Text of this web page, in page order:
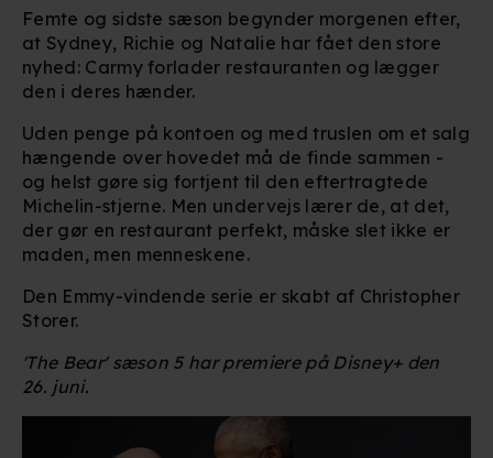
Femte og sidste sæson begynder morgenen efter,
at Sydney, Richie og Natalie har fået den store
nyhed: Carmy forlader restauranten og lægger
den i deres hænder.
Uden penge på kontoen og med truslen om et salg
hængende over hovedet må de finde sammen -
og helst gøre sig fortjent til den eftertragtede
Michelin-stjerne. Men undervejs lærer de, at det,
der gør en restaurant perfekt, måske slet ikke er
maden, men menneskene.
Den Emmy-vindende serie er skabt af Christopher
Storer.
'The Bear' sæson 5 har premiere på Disney+ den
26. juni.